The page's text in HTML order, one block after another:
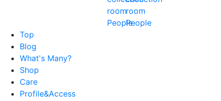
Top
Blog
What's Many?
Shop
Care
Profile&Access